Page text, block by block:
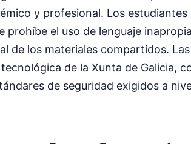
y profesional. Los
prohíbe el uso de lenguaje
de los materiales compartidos.
de la Xunta de Galicia,
de seguridad exigidos a